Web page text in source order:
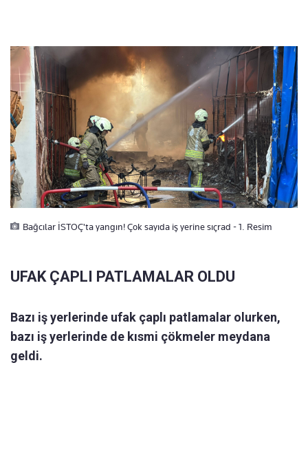
Bağcılar İSTOÇ'ta yangın! Çok sayıda iş yerine sıçrad - 1. Resim
UFAK ÇAPLI PATLAMALAR OLDU
Bazı iş yerlerinde ufak çaplı patlamalar olurken,
bazı iş yerlerinde de kısmi çökmeler meydana
geldi.